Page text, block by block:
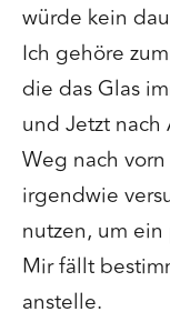
würde kein
Ich gehöre
die das Glas
und Jetzt
Weg nach
irgendwie
nutzen, um
Mir fällt
anstelle.